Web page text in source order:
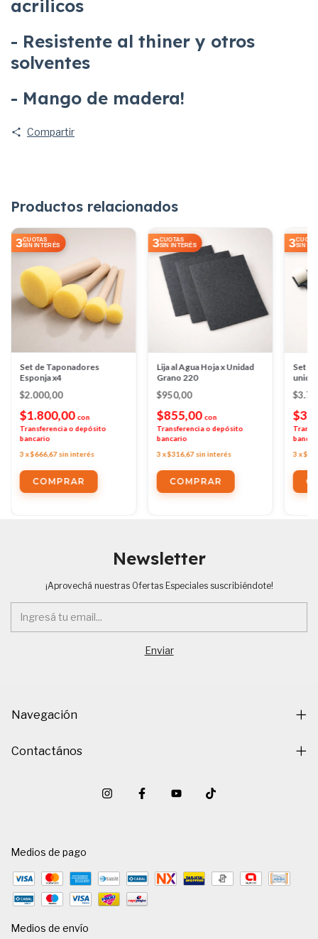
acrilicos
- Resistente al thiner y otros
solventes
- Mango de madera!
Compartir
Productos relacionados
3CUOTAS
SIN INTERÉS
Set de Taponadores
Esponja x4
$2.000,00
$1.800,00 con
Transferencia o depósito
bancario
3 x$666,67sin interés
3CUOTAS
SIN INTERÉS
Lija al Agua Hoja x Unidad
Grano 220
$950,00
$855,00 con
Transferencia o depósito
bancario
3 x$316,67 sin interés
3SIN
Set
3 x
Newsletter
¡Aprovechá nuestras Ofertas Especiales suscribiéndote!
Navegación
Contactános
Medios de pago
Medios de envío